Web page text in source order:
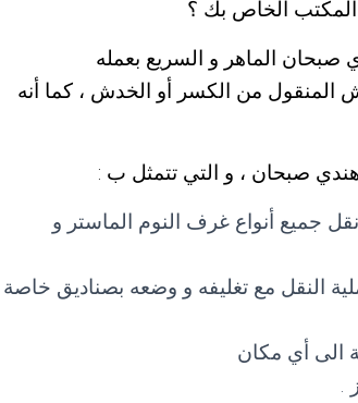
الخاص بك ؟
الماهر و السريع بعمله
من الكسر أو الخدش ، كما أنه
صبحان ، و التي تتمثل ب :
أنواع غرف النوم الماستر و
النقل مع تغليفه و وضعه بصناديق خاصة
الى أي مكان
.